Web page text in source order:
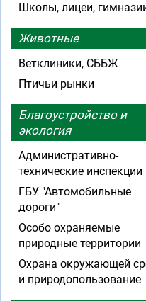
Школы, лицеи,
Животные
Ветклиники, СББЖ
Птичьи рынки
Благоустройство и
экология
Административно-
технические инспекции
ГБУ "Автомобильные
дороги"
Особо охраняемые
природные территории
Охрана окружающей
и природопользование